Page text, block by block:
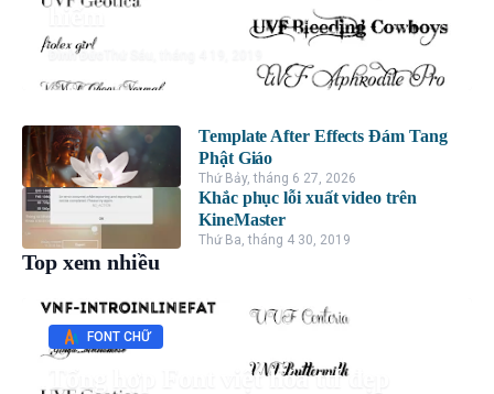
hiếm
Đình Đức
Template After Effects Đám Tang
Phật Giáo
Thứ Bảy, tháng 6 27, 2026
Khắc phục lỗi xuất video trên
KineMaster
Thứ Ba, tháng 4 30, 2019
Top xem nhiều
FONT CHỮ
Tổng hợp Font việt hóa ttf đẹp